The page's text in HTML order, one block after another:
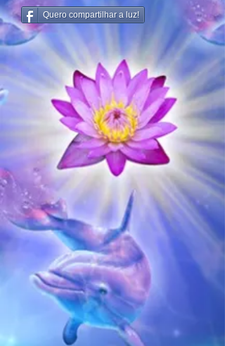
Quero compartilhar a luz!